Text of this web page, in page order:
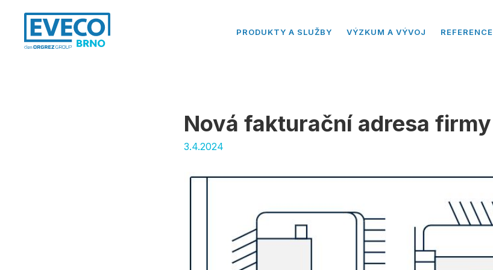
PRODUKTY A SLUŽBY VÝZKUM A VÝVOJ REFERENCE
Nová fakturační adresa firmy
3.4.2024